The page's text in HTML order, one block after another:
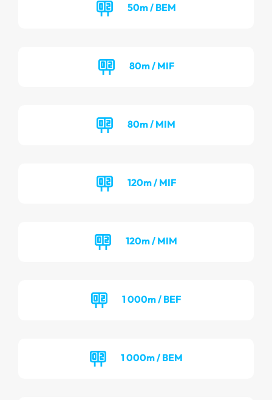
50m / BEM
80m / MIF
80m / MIM
120m / MIF
120m / MIM
1 000m / BEF
1 000m / BEM